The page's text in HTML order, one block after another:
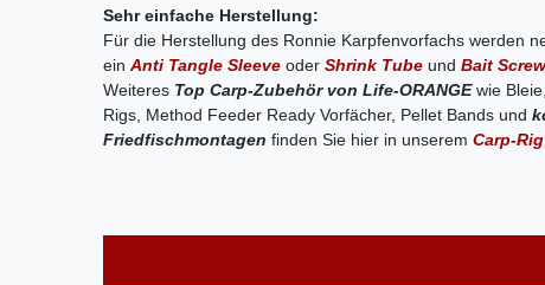
Sehr einfache Herstellung:
Für die Herstellung des Ronnie Karpfenvorfachs werden
ein Anti Tangle Sleeve oder Shrink Tube und Bait
Weiteres Top Carp-Zubehör von Life-ORANGEwie
Rigs, Method Feeder Ready Vorfächer, Pellet Bands und
Friedfischmontagen finden Sie hier in unserem Carp-